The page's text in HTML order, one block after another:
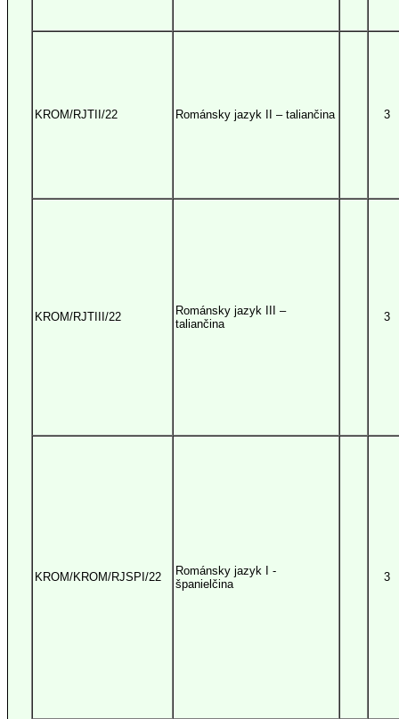
KROM/RJTII/22 Románsky jazyk II – taliančina 3
KROM/RJTIII/22
Románsky jazyk III –
taliančina
3
KROM/KROM/RJSPI/22
Románsky jazyk I -
španielčina
3